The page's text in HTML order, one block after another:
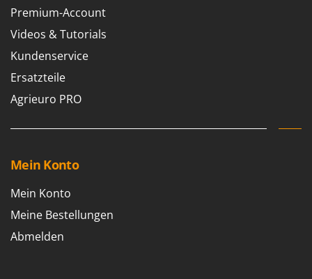
Premium-Account
Videos & Tutorials
Kundenservice
Ersatzteile
Agrieuro PRO
Mein Konto
Mein Konto
Meine Bestellungen
Abmelden